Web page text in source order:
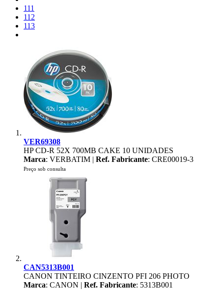
111
112
113
VER69308
HP CD-R 52X 700MB CAKE 10 UNIDADES
Marca: VERBATIM | Ref. Fabricante: CRE00019-3
Preço sob consulta
CAN5313B001
CANON TINTEIRO CINZENTO PFI 206 PHOTO
Marca: CANON | Ref. Fabricante: 5313B001